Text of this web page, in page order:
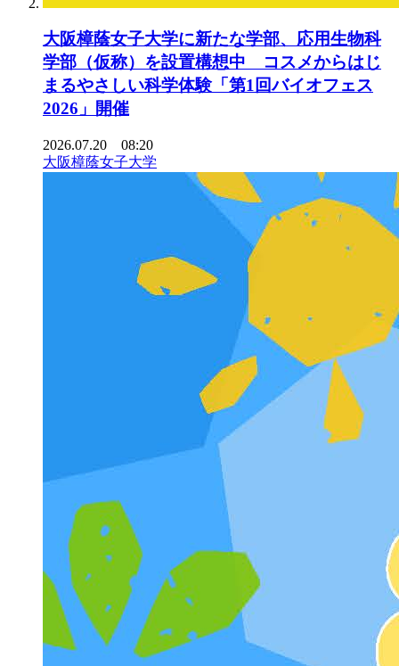
大阪樟蔭女子大学に新たな学部、応用生物科
学部（仮称）を設置構想中 コスメからはじ
まるやさしい科学体験「第1回バイオフェス
2026」開催
2026.07.20 08:20
大阪樟蔭女子大学